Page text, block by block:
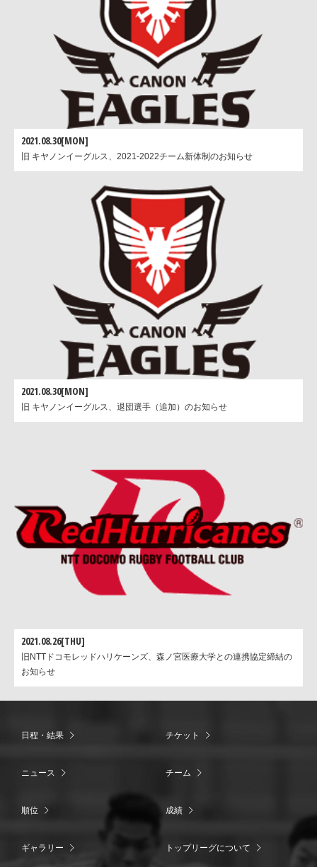
2021.08.30[MON]
旧 キヤノンイーグルス、2021-2022チーム新体制のお知らせ
2021.08.30[MON]
旧 キヤノンイーグルス、退団選手（追加）のお知らせ
2021.08.26[THU]
旧NTTドコモレッドハリケーンズ、森ノ宮医療大学との連携協定締結の
お知らせ
日程・結果 チケット
ニュース チーム
順位 成績
ギャラリー トップリーグについて